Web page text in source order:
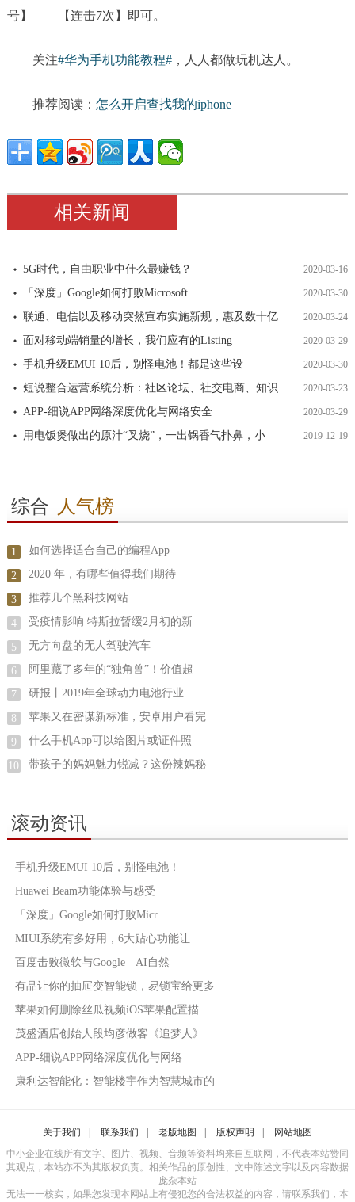
号】——【连击7次】即可。
关注#华为手机功能教程#，人人都做玩机达人。
推荐阅读： 怎么开启查找我的iphone
相关新闻
5G时代，自由职业中什么最赚钱？ 2020-03-16
「深度」Google如何打败Microsoft 2020-03-30
联通、电信以及移动突然宣布实施新规，惠及数十亿 2020-03-24
面对移动端销量的增长，我们应有的Listing 2020-03-29
手机升级EMUI 10后，别怪电池！都是这些设 2020-03-30
短说整合运营系统分析：社区论坛、社交电商、知识 2020-03-23
APP-细说APP网络深度优化与网络安全 2020-03-29
用电饭煲做出的原汁“叉烧”，一出锅香气扑鼻，小 2019-12-19
综合 人气榜
1 如何选择适合自己的编程App
2 2020 年，有哪些值得我们期待
3 推荐几个黑科技网站
4 受疫情影响 特斯拉暂缓2月初的新
5 无方向盘的无人驾驶汽车
6 阿里藏了多年的“独角兽”！价值超
7 研报丨2019年全球动力电池行业
8 苹果又在密谋新标准，安卓用户看完
9 什么手机App可以给图片或证件照
10 带孩子的妈妈魅力锐减？这份辣妈秘
滚动资讯
手机升级EMUI 10后，别怪电池！
Huawei Beam功能体验与感受
「深度」Google如何打败Micr
MIUI系统有多好用，6大贴心功能让
百度击败微软与Google AI自然
有品让你的抽屉变智能锁，易锁宝给更多
苹果如何删除丝瓜视频iOS苹果配置描
茂盛酒店创始人段均彦做客《追梦人》
APP-细说APP网络深度优化与网络
康利达智能化：智能楼宇作为智慧城市的
关于我们 联系我们 老版地图 版权声明
网站地图
中小企业在线所有文字、图片、视频、音频等资料均来自互联网，不代表本站赞同
其观点，本站亦不为其版权负责。相关作品的原创性、文中陈述文字以及内容数据
庞杂本站
无法一一核实，如果您发现本网站上有侵犯您的合法权益的内容，请联系我们，本